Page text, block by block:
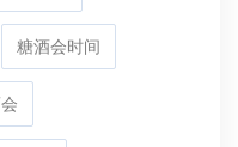
糖酒会时间